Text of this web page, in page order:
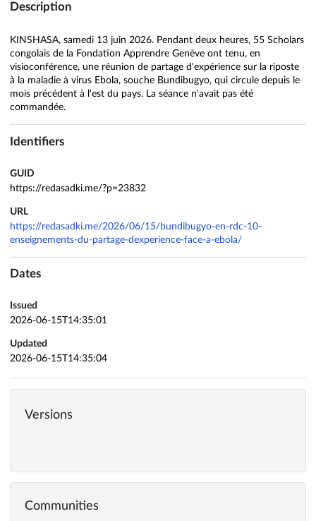
Description
KINSHASA, samedi 13 juin 2026. Pendant deux heures, 55 Scholars
congolais de la Fondation Apprendre Genève ont tenu, en
visioconférence, une réunion de partage d'expérience sur la riposte
à la maladie à virus Ebola, souche Bundibugyo, qui circule depuis le
mois précédent à l'est du pays. La séance n'avait pas été
commandée.
Identifiers
GUID
https://redasadki.me/?p=23832
URL
https://redasadki.me/2026/06/15/bundibugyo-en-rdc-10-
enseignements-du-partage-dexperience-face-a-ebola/
Dates
Issued
2026-06-15T14:35:01
Updated
2026-06-15T14:35:04
Versions
Communities